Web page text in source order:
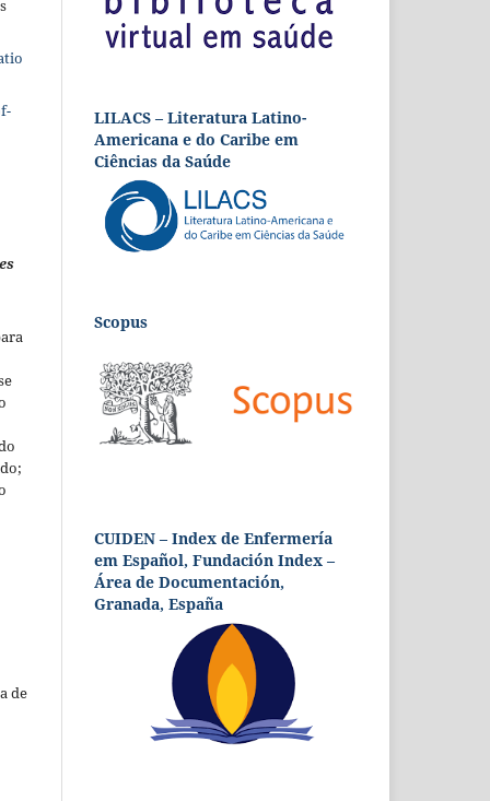
de
LILACS – Literatura Latino-
Americana e do Caribe em
Ciências da Saúde
Scopus
CUIDEN – Index de Enfermería
em Español, Fundación Index –
Área de Documentación,
Granada, España